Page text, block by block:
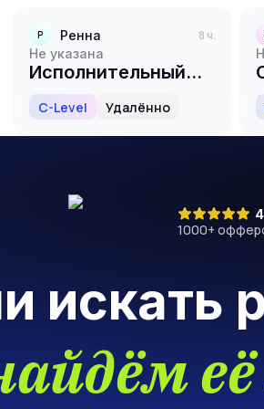
Р Ренна
8 ч.
Не указана
Исполнительный
C-Level Удалённо
1000+
искать
её